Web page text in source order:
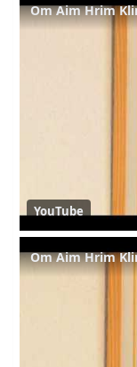
YouTube
Om Aim Hrim